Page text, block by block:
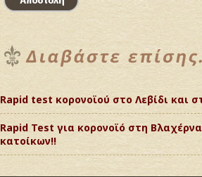
Rapid test κορονοϊού στο Λεβίδι και
Rapid Test για κορονοϊό στη
κατοίκων!!